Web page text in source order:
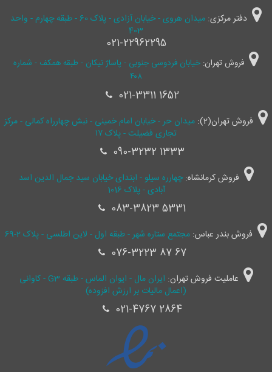
دفتر مرکزی:
میدان هروی - خیابان آزادی - پلاک 60 - طبقه چهارم - واحد
403
021-22962295
فروش تهران: خیابان فردوسی جنوبی - پاساژ نیکان - طبقه همکف - شماره
۴۰۸
021-3311 1652
فروش تهران(2):
میدان حر - خیابان امام خمینی - نبش چهارراه کمالی - مرکز
تجاری فضیلت - پلاک ۱۷
090-3232 1333
فروش کرمانشاه:چهارره سیلو - ابتدای خیابان سید جمال ‌الدین اسد
آبادی - پلاک 1016
083-3823 5331
فروش بندر عباس: مجتمع ستاره شهر - طبقه اول - لاین اطلسی - پلاک 2-69
076-3223 87 67
عاملیت فروش تهران:
ایران مال - ایوان الماس - طبقه G3 - کاوانی
(اعمال مالیات بر ارزش افزوده)
021-4767 2864